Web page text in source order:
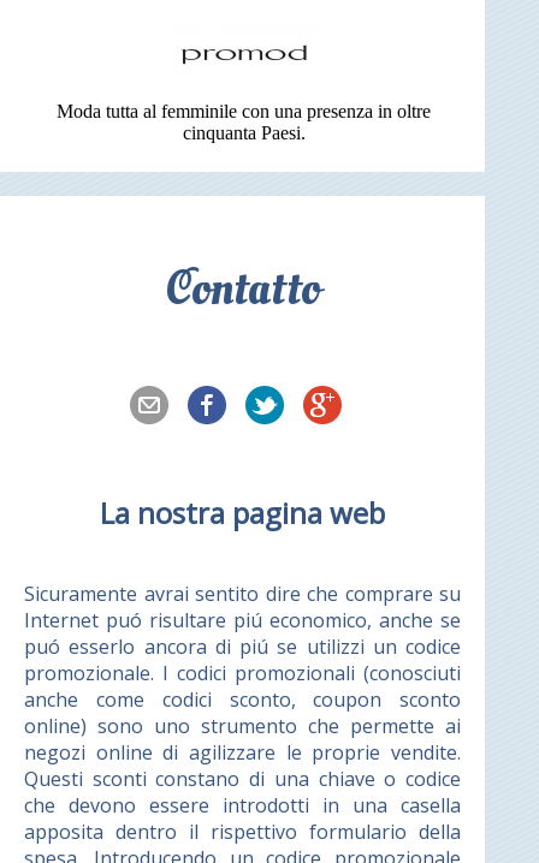
Moda tutta al femminile con una presenza in oltre
cinquanta Paesi.
Contatto
La nostra pagina web
Sicuramente avrai sentito dire che comprare su
Internet puó risultare piú economico, anche se
puó esserlo ancora di piú se utilizzi un codice
promozionale. I codici promozionali (conosciuti
anche come codici sconto, coupon sconto
online) sono uno strumento che permette ai
negozi online di agilizzare le proprie vendite.
Questi sconti constano di una chiave o codice
che devono essere introdotti in una casella
apposita dentro il rispettivo formulario della